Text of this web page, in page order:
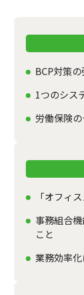
BCP対策
1つのシス
労働保険
「オフィ
事務組合
こと
業務効率